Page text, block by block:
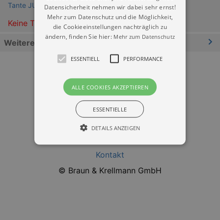
Tante JU Liveclub
Keine Termine
Weitere Informationen
Datenschutz
Kontakt
© Braun & Krellmann GmbH
Datensicherheit nehmen wir dabei sehr ernst!
Mehr zum Datenschutz und die Möglichkeit,
die Cookieeinstellungen nachträglich zu
ändern, finden Sie hier: Mehr zum Datenschutz
ESSENTIELL PERFORMANCE
ALLE COOKIES AKZEPTIEREN
ESSENTIELLE
DETAILS ANZEIGEN